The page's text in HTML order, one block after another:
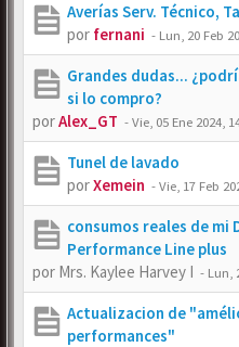
Averías Serv. Técnico,
por fernani - Lun, 20 Feb
Grandes dudas...
si lo compro?
porAlex_GT -Vie, 05 Ene 2024,
Tunel de lavado
porXemein -Vie, 17 Feb
consumos reales de mi
Performance Line plus
por Mrs. Kaylee Harvey I - Lun,
Actualizacion de
performances"